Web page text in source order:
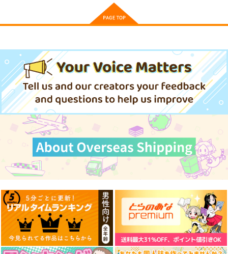
た～
さといも牧場
787円（税込）
暁
響 第六駆逐隊
サンプル
カート
さといも牧場
787円（税込）
響
第六駆逐隊
EINSATZ GRUPPE ＆
MANITOU
1,100 （税込）
艦隊これくしょん-艦これ-
サンプル